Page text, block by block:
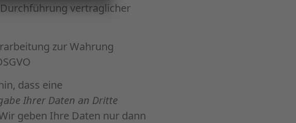
vertraglicher
zur Wahrung
dass eine
Ihrer Daten an Dritte
geben Ihre Daten nur dann